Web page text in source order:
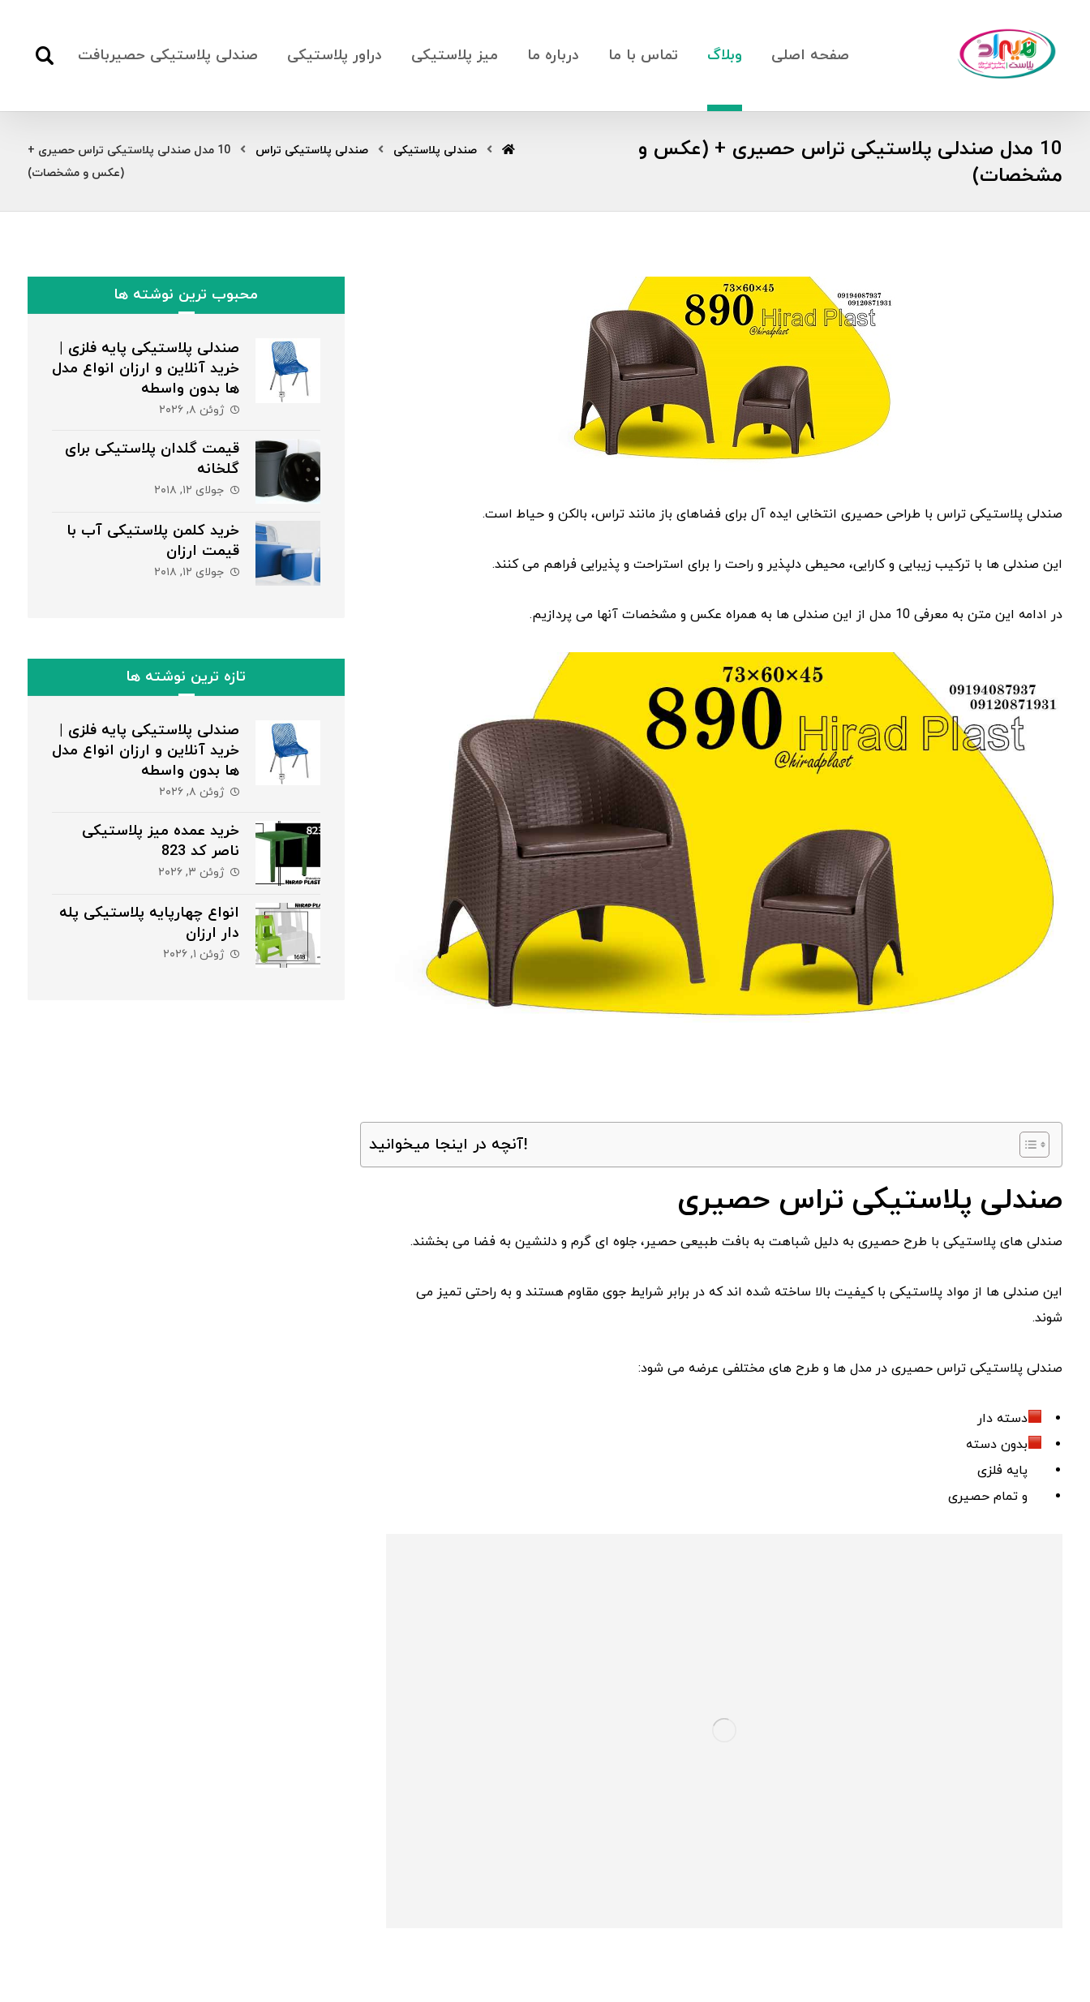
صفحه اصلی وبلاگ تماس با ما درباره ما میز پلاستیکی دراور پلاستیکی صندلی پلاستیکی حصیربافت
10 مدل صندلی پلاستیکی تراس حصیری + (عکس و
مشخصات)
صندلی پلاستیکی صندلی پلاستیکی تراس
10 مدل صندلی پلاستیکی تراس حصیری +
(عکس و مشخصات)
صندلی پلاستیکی تراس با طراحی حصیری انتخابی ایده آل برای فضاهای باز مانند تراس، بالکن و حیاط است.
این صندلی ها با ترکیب زیبایی و کارایی، محیطی دلپذیر و راحت را برای استراحت و پذیرایی فراهم می کنند.
در ادامه این متن به معرفی 10 مدل از این صندلی ها به همراه عکس و مشخصات آنها می پردازیم.
آنچه در اینجا میخوانید!
صندلی پلاستیکی تراس حصیری
صندلی های پلاستیکی با طرح حصیری به دلیل شباهت به بافت طبیعی حصیر، جلوه ای گرم و دلنشین به فضا می بخشند.
این صندلی ها از مواد پلاستیکی با کیفیت بالا ساخته شده اند که در برابر شرایط جوی مقاوم هستند و به راحتی تمیز می
شوند.
صندلی پلاستیکی تراس حصیری در مدل ها و طرح های مختلفی عرضه می شود:
دسته دار
بدون دسته
پایه فلزی
و تمام حصیری
محبوب ترین نوشته ها
صندلی پلاستیکی پایه فلزی |
خرید آنلاین و ارزان انواع مدل
ها بدون واسطه
ژوئن ۸, ۲۰۲۶
قیمت گلدان پلاستیکی برای
گلخانه
جولای ۱۲, ۲۰۱۸
خرید کلمن پلاستیکی آب با
قیمت ارزان
جولای ۱۲, ۲۰۱۸
تازه ترین نوشته ها
صندلی پلاستیکی پایه فلزی |
خرید آنلاین و ارزان انواع مدل
ها بدون واسطه
ژوئن ۸, ۲۰۲۶
خرید عمده میز پلاستیکی
ناصر کد 823
ژوئن ۳, ۲۰۲۶
انواع چهارپایه پلاستیکی پله
دار ارزان
ژوئن ۱, ۲۰۲۶